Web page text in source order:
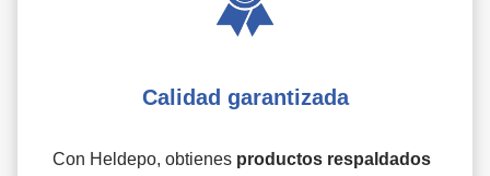
Calidad garantizada
Con Heldepo, obtienes productos respaldados